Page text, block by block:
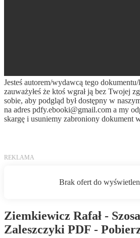
Jesteś autorem/wydawcą tego
zauważyłeś że ktoś wgrał ją bez Twojej
sobie, aby podgląd był dostępny w
na adres pdfy.ebooki@gmail.com a my
skargę i usuniemy zabroniony dokument
Ziemkiewicz Rafał -
Zaleszczyki PDF -